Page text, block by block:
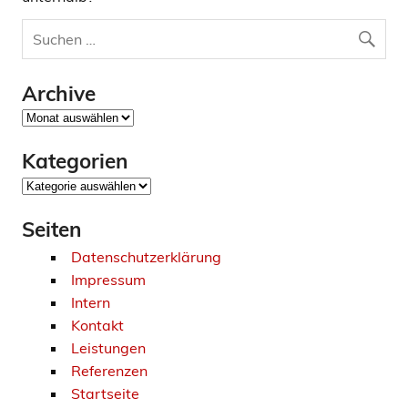
Archive
Archive
Kategorien
Kategorien
Seiten
Datenschutzerklärung
Impressum
Intern
Kontakt
Leistungen
Referenzen
Startseite